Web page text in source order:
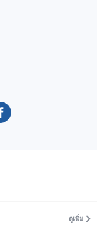
ดูเพิ่ม